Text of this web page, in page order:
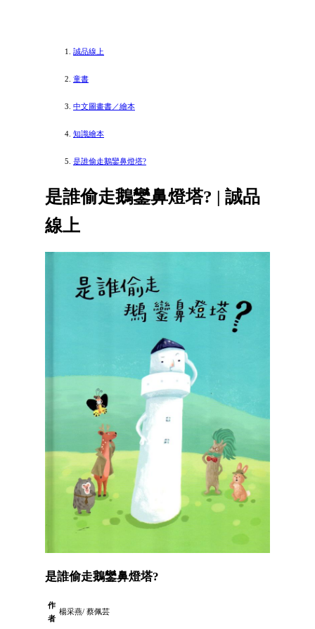
誠品線上
童書
中文圖畫書／繪本
知識繪本
是誰偷走鵝鑾鼻燈塔?
是誰偷走鵝鑾鼻燈塔? | 誠品
線上
是誰偷走鵝鑾鼻燈塔?
作
者
楊采燕/ 蔡佩芸